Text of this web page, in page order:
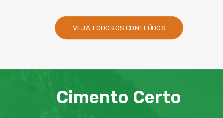
VEJA TODOS OS CONTEÚDOS
Cimento Certo